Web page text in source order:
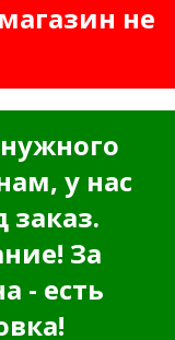
не
у нас
заказ.
За
- есть